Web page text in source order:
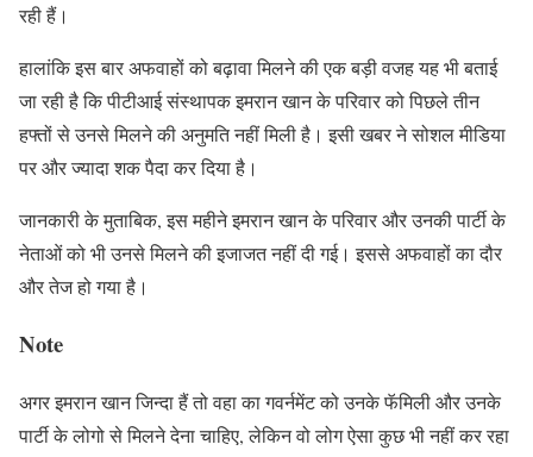
रही हैं।
हालांकि इस बार अफवाहों को बढ़ावा मिलने की एक बड़ी वजह यह भी बताई
जा रही है कि पीटीआई संस्थापक इमरान खान के परिवार को पिछले तीन
हफ्तों से उनसे मिलने की अनुमति नहीं मिली है। इसी खबर ने सोशल मीडिया
पर और ज्यादा शक पैदा कर दिया है।
जानकारी के मुताबिक, इस महीने इमरान खान के परिवार और उनकी पार्टी के
नेताओं को भी उनसे मिलने की इजाजत नहीं दी गई। इससे अफवाहों का दौर
और तेज हो गया है।
Note
अगर इमरान खान जिन्दा हैं तो वहा का गवर्नमेंट को उनके फॅमिली और उनके
पार्टी के लोगो से मिलने देना चाहिए, लेकिन वो लोग ऐसा कुछ भी नहीं कर रहा